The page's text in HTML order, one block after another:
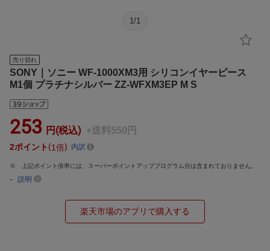
1 /1
売り切れ
SONY｜ソニー WF-1000XM3用 シリコンイヤーピース
M1個 プラチナシルバー ZZ-WFXM3EP M S
253 円(税込) +送料550円
2ポイント 1倍 内訳
上記ポイント倍率には、スーパーポイントアッププログラム分は含まれておりません。
- 説明
楽天市場のアプリで購入する